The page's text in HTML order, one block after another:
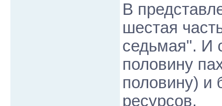
В
шестая
седьмая". И
половину
половину) и
ресурсов.